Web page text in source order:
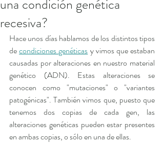
una condición genética
recesiva?
Hace unos días hablamos de los distintos tipos
de condiciones genéticas y vimos que estaban
causadas por alteraciones en nuestro material
genético (ADN). Estas alteraciones se
conocen como "mutaciones" o "variantes
patogénicas". También vimos que, puesto que
tenemos dos copias de cada gen, las
alteraciones genéticas pueden estar presentes
en ambas copias, o sólo en una de ellas.